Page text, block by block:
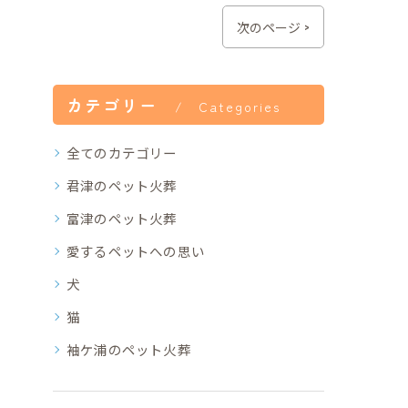
次のページ >
カテゴリー Categories
全てのカテゴリー
君津のペット火葬
富津のペット火葬
愛するペットへの思い
犬
猫
袖ケ浦のペット火葬